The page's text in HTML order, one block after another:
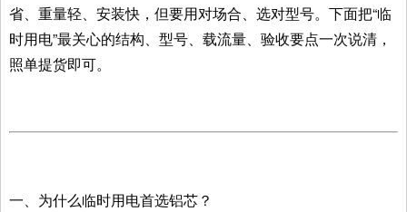
省、重量轻、安装快，但要用对场合、选对型号。下面把“临
时用电”最关心的结构、型号、载流量、验收要点一次说清，
照单提货即可。
一、为什么临时用电首选铝芯？